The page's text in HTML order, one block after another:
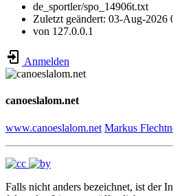
de_sportler/spo_14906t.txt
Zuletzt geändert: 03-Aug-2026
von 127.0.0.1
Anmelden
canoeslalom.net
www.canoeslalom.net Markus
Falls nicht anders bezeichnet, ist der